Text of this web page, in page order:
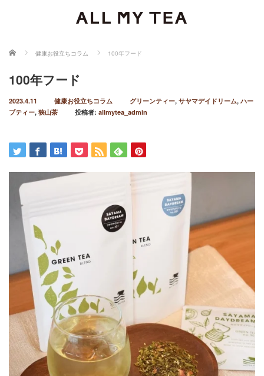
ホーム 健康お役立ちコラム 100年フード
100年フード
2023.4.11 健康お役立ちコラム グリーンティー, サヤマデイドリーム, ハー
ブティー, 狭山茶 投稿者: allmytea_admin